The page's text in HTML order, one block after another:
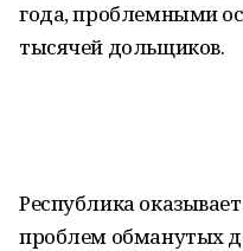
года, проблемными
тысячей дольщиков.
Республика
проблем обманутых